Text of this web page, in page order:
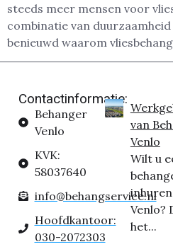
steeds meer mensen voor
combinatie van
benieuwd waarom
Contactinformatie:
Behanger
Venlo
KVK:
58037640
info@behangservice.nl
Hoofdkantoor:
030-2072303
van
Venlo
Wilt u
Venlo?
het...